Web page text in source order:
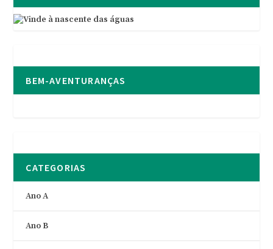
BEM-AVENTURANÇAS
CATEGORIAS
Ano A
Ano B